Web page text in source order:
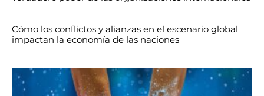
Cómo los conflictos y alianzas en el escenario global
impactan la economía de las naciones